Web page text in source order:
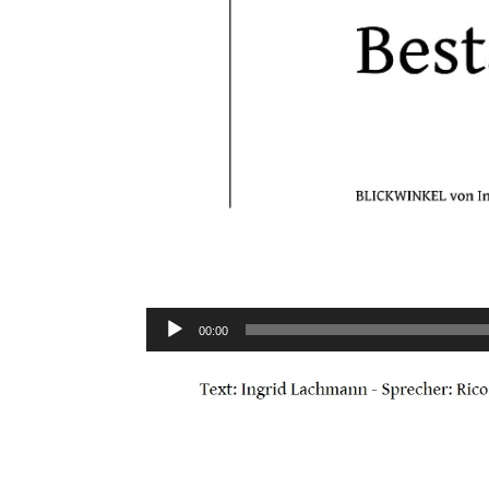
Audio-
Player
00:00